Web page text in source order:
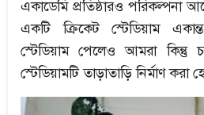
একাডেমি প্রতিষ্ঠারও পরিকল্পনা
একটি ক্রিকেট স্টেডিয়াম
স্টেডিয়াম পেলেও আমরা কিন্তু
স্টেডিয়ামটি তাড়াতাড়ি নির্মাণ করা